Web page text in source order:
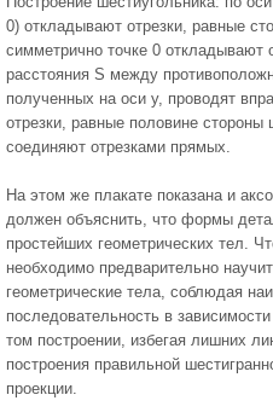
0) откладывают отрезки, равные
симметрично точке 0 откладывают
расстояния S между
полученных на оси у, проводят
отрезки, равные половине
соединяют отрезками прямых.
На этом же плакате показана и
должен объяснить, что формы
простейших геометрических тел.
необходимо предварительно
геометрические тела, соблюдая
последовательность в
том построении, избегая лишних
построения правильной
проекции.